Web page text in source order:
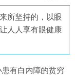
所坚持的，以眼
人人享有眼健康
有白内障的贫穷